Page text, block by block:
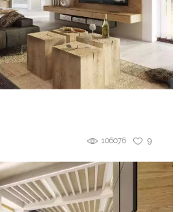
9
106076